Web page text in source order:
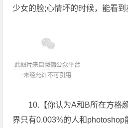
少女的脸;心情坏的时候，能看到
10.【你认为A和B所在方格
界只有0.003%的人和photoshop